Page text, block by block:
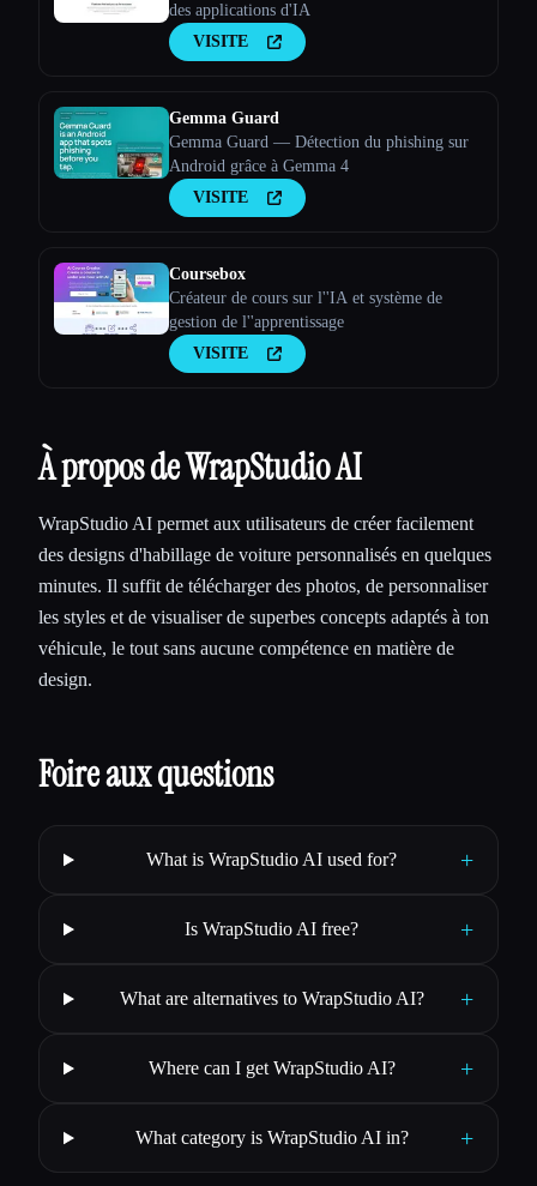
des applications d'IA
VISITE
Gemma Guard
Gemma Guard — Détection du phishing sur
Android grâce à Gemma 4
VISITE
Coursebox
Créateur de cours sur l''IA et système de
gestion de l''apprentissage
VISITE
À propos de WrapStudio AI
WrapStudio AI permet aux utilisateurs de créer facilement
des designs d'habillage de voiture personnalisés en quelques
minutes. Il suffit de télécharger des photos, de personnaliser
les styles et de visualiser de superbes concepts adaptés à ton
véhicule, le tout sans aucune compétence en matière de
design.
Foire aux questions
What is WrapStudio AI used for? +
Is WrapStudio AI free? +
What are alternatives to WrapStudio AI? +
Where can I get WrapStudio AI? +
What category is WrapStudio AI in? +